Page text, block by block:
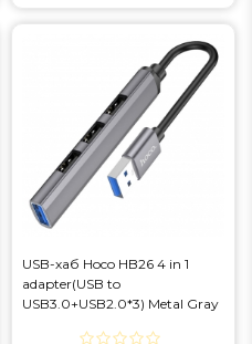
USB-хаб Hoco HB26 4 in 1
adapter(USB to
USB3.0+USB2.0*3) Metal Gray